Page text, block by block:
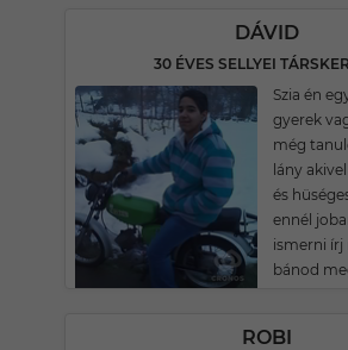
DÁVID
30 ÉVES SELLYEI
Szia én
gyerek
még
lány
és
ennél
ismerni írj
bánod
ROBI